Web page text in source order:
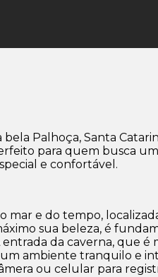
Palhoça, Santa
para quem busca
e confortável.
e do tempo,
sua beleza, é
da caverna, que
ambiente tranquilo e
ou celular para